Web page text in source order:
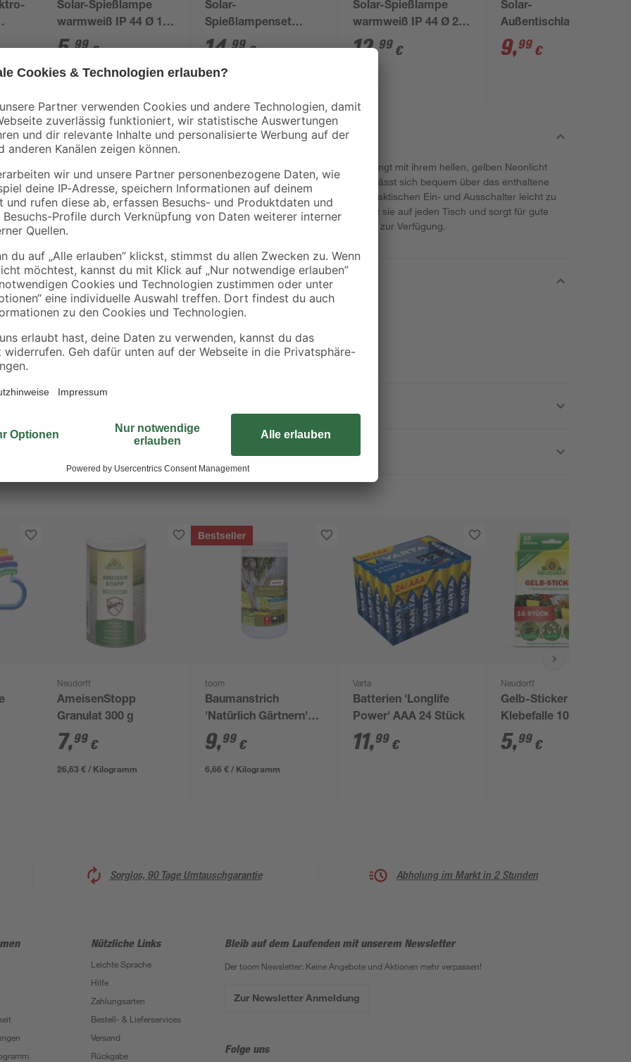
Solar-Spießlampe
warmweiß IP 44 Ø 10
x 39 cm
5,99€
Solar-
Spießlampenset
warmweiß IP 44 7,5 x
14,99€
Solar-Spießlampe
warmweiß IP 44 Ø 20
x 54,5 cm
12,99 €
Solar-
Außentischlampe
warmweiß IP 44 Ø 27
x 11,5 cm
9,99 €
Die USB-Tischleuchte 'Smiley' aus Kunststoff bringt mit ihrem hellen, gelben Neonlicht
fröhliche Stimmung in deinen Innenbereich. Sie lässt sich bequem über das enthaltene
USB-Kabel wiederaufladen und ist über einen praktischen Ein- und Ausschalter leicht zu
bedienen. Mit ihren Maßen von 18 x 18 cm passt sie auf jeden Tisch und sorgt für gute
Laune. Zusätzlich stehen dir fünf Jahre Garantie zur Verfügung.
Neudorff
AmeisenStopp
Granulat 300 g
7,99 €
26,63 € / Kilogramm
Bestseller
toom
Baumanstrich
'Natürlich Gärtnern'
1,5 l
9,99 €
6,66 € / Kilogramm
Varta
Batterien 'Longlife
Power' AAA 24 Stück
11,99 €
Neudorff
Gelb-Sticker
Klebefalle 10 Stück
5,99 €
Sorglos, 90 Tage Umtauschgarantie Abholung im Markt in 2 Stunden
Nützliche Links
Leichte Sprache
Hilfe
Zahlungsarten
Bestell- & Lieferservices
Versand
Rückgabe
Bleib auf dem Laufenden mit unserem Newsletter
Der toom Newsletter: Keine Angebote und Aktionen mehr verpassen!
Zur Newsletter Anmeldung
Folge uns